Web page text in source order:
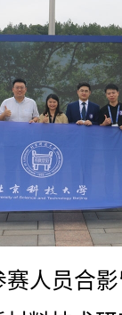
赛人员合